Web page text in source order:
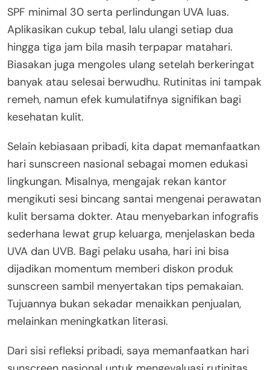
SPF minimal 30 serta perlindungan UVA luas.
Aplikasikan cukup tebal, lalu ulangi setiap dua
hingga tiga jam bila masih terpapar matahari.
Biasakan juga mengoles ulang setelah berkeringat
banyak atau selesai berwudhu. Rutinitas ini tampak
remeh, namun efek kumulatifnya signifikan bagi
kesehatan kulit.
Selain kebiasaan pribadi, kita dapat memanfaatkan
hari sunscreen nasional sebagai momen edukasi
lingkungan. Misalnya, mengajak rekan kantor
mengikuti sesi bincang santai mengenai perawatan
kulit bersama dokter. Atau menyebarkan infografis
sederhana lewat grup keluarga, menjelaskan beda
UVA dan UVB. Bagi pelaku usaha, hari ini bisa
dijadikan momentum memberi diskon produk
sunscreen sambil menyertakan tips pemakaian.
Tujuannya bukan sekadar menaikkan penjualan,
melainkan meningkatkan literasi.
Dari sisi refleksi pribadi, saya memanfaatkan hari